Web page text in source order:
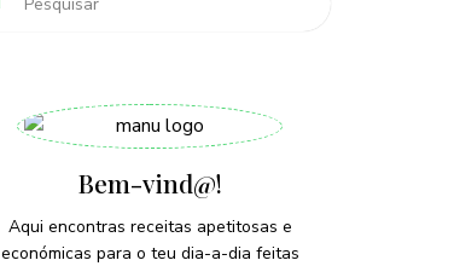
Bem-vind@!
Aqui encontras receitas apetitosas e
económicas para o teu dia-a-dia feitas